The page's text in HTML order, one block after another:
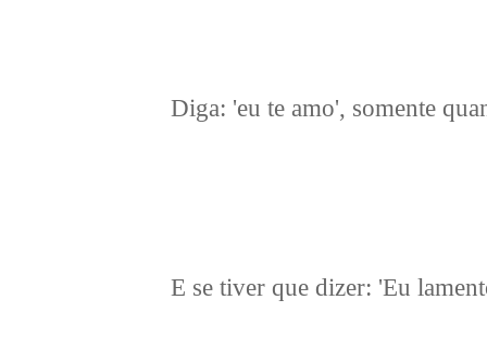
Diga: 'eu te amo', somente
E se tiver que dizer: 'Eu